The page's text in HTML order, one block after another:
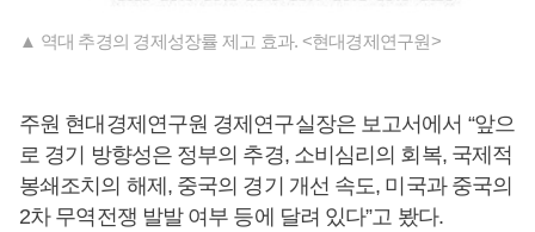
▲ 역대 추경의 경제성장률 제고 효과. <현대경제연구원>
주원 현대경제연구원 경제연구실장은 보고서에서 “앞으
로 경기 방향성은 정부의 추경, 소비심리의 회복, 국제적
봉쇄조치의 해제, 중국의 경기 개선 속도, 미국과 중국의
2차 무역전쟁 발발 여부 등에 달려 있다”고 봤다.